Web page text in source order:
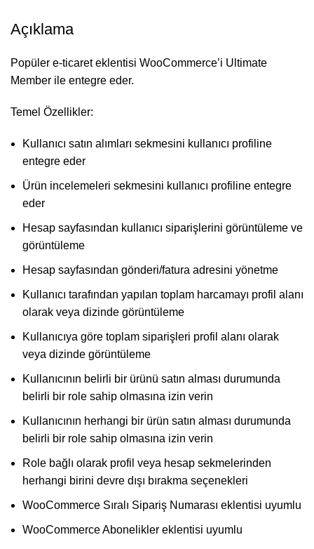
Açıklama
Popüler e-ticaret eklentisi WooCommerce’i Ultimate
Member ile entegre eder.
Temel Özellikler:
Kullanıcı satın alımları sekmesini kullanıcı profiline
entegre eder
Ürün incelemeleri sekmesini kullanıcı profiline entegre
eder
Hesap sayfasından kullanıcı siparişlerini görüntüleme ve
görüntüleme
Hesap sayfasından gönderi/fatura adresini yönetme
Kullanıcı tarafından yapılan toplam harcamayı profil alanı
olarak veya dizinde görüntüleme
Kullanıcıya göre toplam siparişleri profil alanı olarak
veya dizinde görüntüleme
Kullanıcının belirli bir ürünü satın alması durumunda
belirli bir role sahip olmasına izin verin
Kullanıcının herhangi bir ürün satın alması durumunda
belirli bir role sahip olmasına izin verin
Role bağlı olarak profil veya hesap sekmelerinden
herhangi birini devre dışı bırakma seçenekleri
WooCommerce Sıralı Sipariş Numarası eklentisi uyumlu
WooCommerce Abonelikler eklentisi uyumlu